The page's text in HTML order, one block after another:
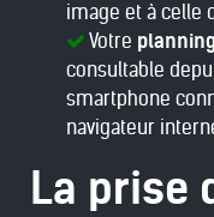
image et à celle
Votre
consultable
smartphone
navigateur
La prise